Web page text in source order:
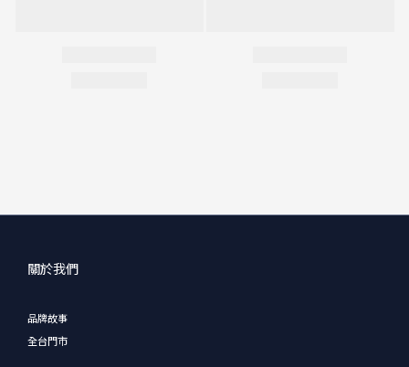
關於我們
品牌故事
全台門市